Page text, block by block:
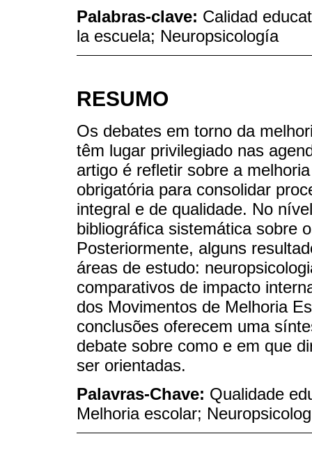
Palabras-clave: Calidad
la escuela; Neuropsicología
RESUMO
Os debates em torno da
têm lugar privilegiado nas
artigo é refletir sobre a
obrigatória para consolidar
integral e de qualidade. No
bibliográfica sistemática sobre
Posteriormente, alguns
áreas de estudo:
comparativos de impacto
dos Movimentos de Melhoria
conclusões oferecem uma
debate sobre como e em que
ser orientadas.
Palavras-Chave: Qualidade
Melhoria escolar;